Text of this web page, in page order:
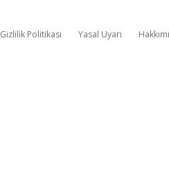
Gizlilik Politikası Yasal Uyarı